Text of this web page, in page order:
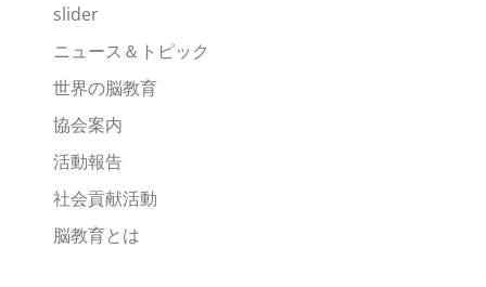
slider
ニュース＆トピック
世界の脳教育
協会案内
活動報告
社会貢献活動
脳教育とは